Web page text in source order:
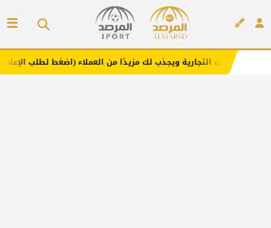
ويجذب لك مزيدًا من العملاء (اضغط لطلب الإعلان)